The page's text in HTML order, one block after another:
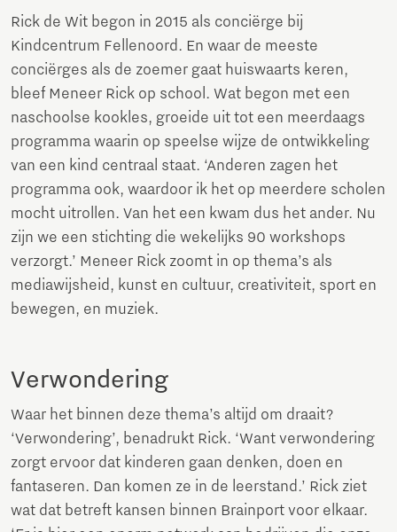
Rick de Wit begon in 2015 als conciërge bij
Kindcentrum Fellenoord. En waar de meeste
conciërges als de zoemer gaat huiswaarts keren,
bleef Meneer Rick op school. Wat begon met een
naschoolse kookles, groeide uit tot een meerdaags
programma waarin op speelse wijze de ontwikkeling
van een kind centraal staat. ‘Anderen zagen het
programma ook, waardoor ik het op meerdere scholen
mocht uitrollen. Van het een kwam dus het ander. Nu
zijn we een stichting die wekelijks 90 workshops
verzorgt.’ Meneer Rick zoomt in op thema’s als
mediawijsheid, kunst en cultuur, creativiteit, sport en
bewegen, en muziek.
Verwondering
Waar het binnen deze thema’s altijd om draait?
‘Verwondering’, benadrukt Rick. ‘Want verwondering
zorgt ervoor dat kinderen gaan denken, doen en
fantaseren. Dan komen ze in de leerstand.’ Rick ziet
wat dat betreft kansen binnen Brainport voor elkaar.